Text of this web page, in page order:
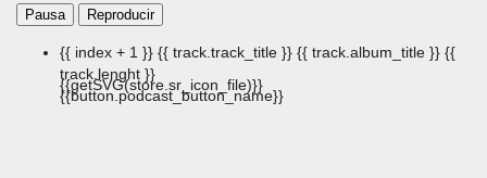
Pausa Reproducir
{{ index + 1 }} {{ track.track_title }} {{ track.album_title }} {{
track.lenght }}
{{getSVG(store.sr_icon_file)}}
{{button.podcast_button_name}}